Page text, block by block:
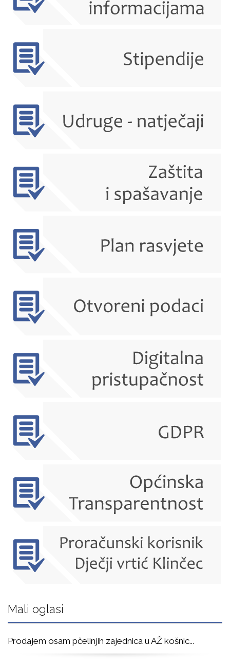
Mali oglasi
Prodajem osam pčelinjih zajednica u AŽ košnic...